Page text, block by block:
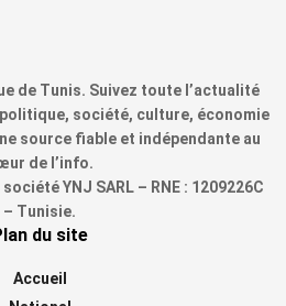
de Tunis. Suivez toute l’actualité
société, culture, économie
source fiable et indépendante au
de l’info.
YNJ SARL – RNE : 1209226C
– Tunisie.
du site
Accueil